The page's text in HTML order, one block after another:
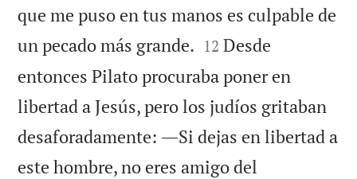
que me puso en tus manos es culpable de
un pecado más grande. 

12 Desde
entonces Pilato procuraba poner en
libertad a Jesús, pero los judíos gritaban
desaforadamente: ―Si dejas en libertad a
este hombre, no eres amigo del